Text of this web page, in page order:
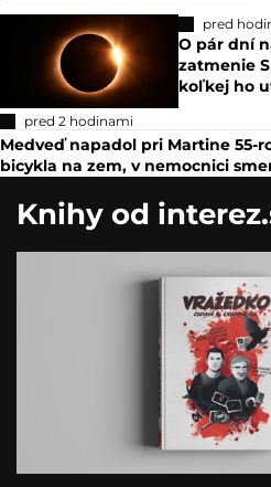
pred
O pár dní
zatmenie
koľkej ho
pred 2 hodinami
Medveď napadol pri Martine 55-
bicykla na zem, v nemocnici
Knihy od